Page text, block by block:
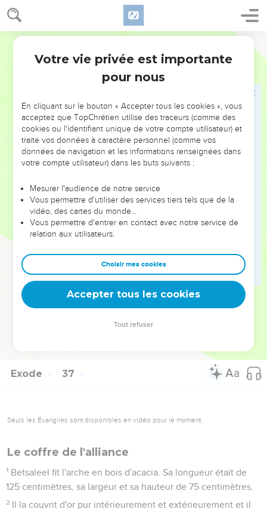
Exode 36
Il y avait ainsi 8 planches avec leurs bases en argent, soit
16 bases, 2 sous chaque planche.
On fit 5 barres en bois d'acacia pour les planches de l'un
5 barres pour les planches du deuxième côté du
tabernacle et 5 barres pour les planches du côté du
On fit la barre du milieu pour traverser les planches d'une
extrémité à l'autre.
On couvrit les planches d'or, on fit leurs anneaux destinés
à recevoir les barres en or et l'on couvrit les barres d'or.
retors. On le fit selon l’art du brodeur et l'on y représenta des
chérubins.
On fit pour lui 4 colonnes en acacia et on les couvrit d'or.
Elles avaient des crochets en or et l'on fondit pour elles 4
bases en argent.
On fit pour l'entrée de la tente un rideau en fil bleu,
pourpre et cramoisi et en fin lin retors. C'était un ouvrage de
broderie.
On fit ses 5 colonnes et leurs crochets et l'on couvrit d'or
Exode 37
Seuls les Évangiles sont disponibles en vidéo pour le moment.
Le coffre de l'alliance
1 Betsaleel fit l'arche en bois d'acacia. Sa longueur était de
125 centimètres, sa largeur et sa hauteur de 75 centimètres.
2 Il la couvrit d'or pur intérieurement et extérieurement et il
Votre vie privée est importante
pour nous
En cliquant sur le bouton « Accepter tous les cookies », vous
acceptez que TopChrétien utilise des traceurs (comme des
cookies ou l'identifiant unique de votre compte utilisateur) et
traite vos données à caractère personnel (comme vos
données de navigation et les informations renseignées dans
votre compte utilisateur) dans les buts suivants :
Mesurer l'audience de notre service
Vous permettre d'utiliser des services tiers tels que de la
vidéo, des cartes du monde…
Vous permettre d'entrer en contact avec notre service de
relation aux utilisateurs.
Choisir mes cookies
Accepter tous les cookies
Tout refuser